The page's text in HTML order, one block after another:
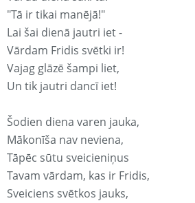
"Tā ir tikai manējā!"
Lai šai dienā jautri iet -
Vārdam Fridis svētki ir!
Vajag glāzē šampi liet,
Un tik jautri dancī iet!
Šodien diena varen jauka,
Mākonīša nav neviena,
Tāpēc sūtu sveicieniņus
Tavam vārdam, kas ir Fridis,
Sveiciens svētkos jauks,